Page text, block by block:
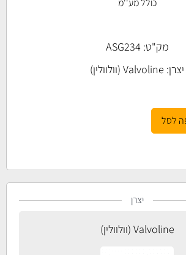
כולל מע''מ
מק"ט: ASG234
יצרן: Valvoline (וולוולין)
לסל
יצרן
Valvoline (וולוולין)